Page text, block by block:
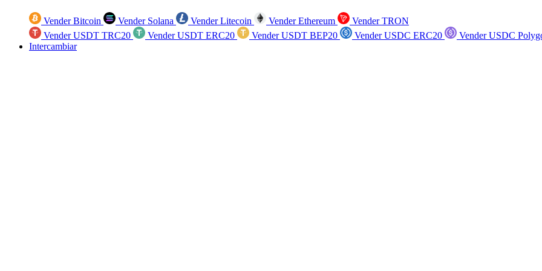
Vender Bitcoin Vender Solana Vender Litecoin Vender Ethereum
Vender TRON
Vender USDT TRC20
Vender USDT ERC20 Vender USDT BEP20 Vender USDC ERC20
Vender USDC
Intercambiar